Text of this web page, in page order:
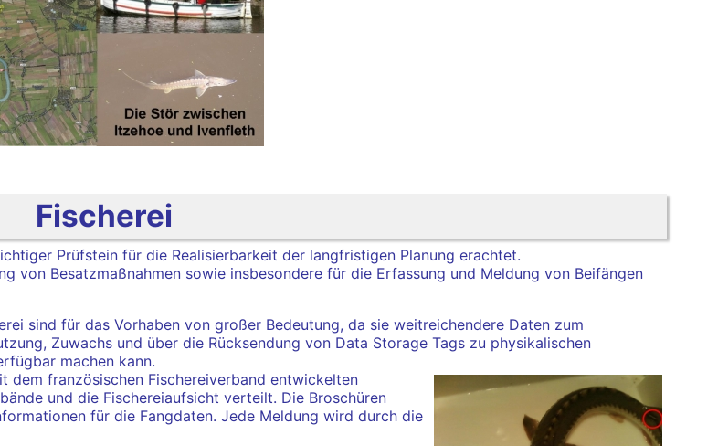
Fischerei
Prüfstein für die Realisierbarkeit der langfristigen Planung erachtet.
von Besatzmaßnahmen sowie insbesondere für die Erfassung und Meldung von Beifängen
sind für das Vorhaben von großer Bedeutung, da sie weitreichendere Daten zum
Zuwachs und über die Rücksendung von Data Storage Tags zu physikalischen
machen kann.
dem französischen Fischereiverband entwickelten
und die Fischereiaufsicht verteilt. Die Broschüren
für die Fangdaten. Jede Meldung wird durch die